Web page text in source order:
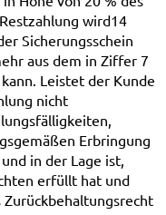
wird14
Sicherungsschein
aus dem in Ziffer 7
Leistet der Kunde
nicht
Erbringung
in der Lage ist,
erfüllt hat und